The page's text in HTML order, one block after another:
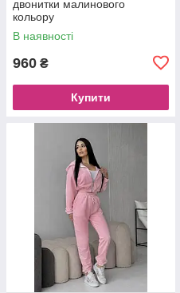
двонитки малинового
кольору
В наявності
960 ₴
Купити